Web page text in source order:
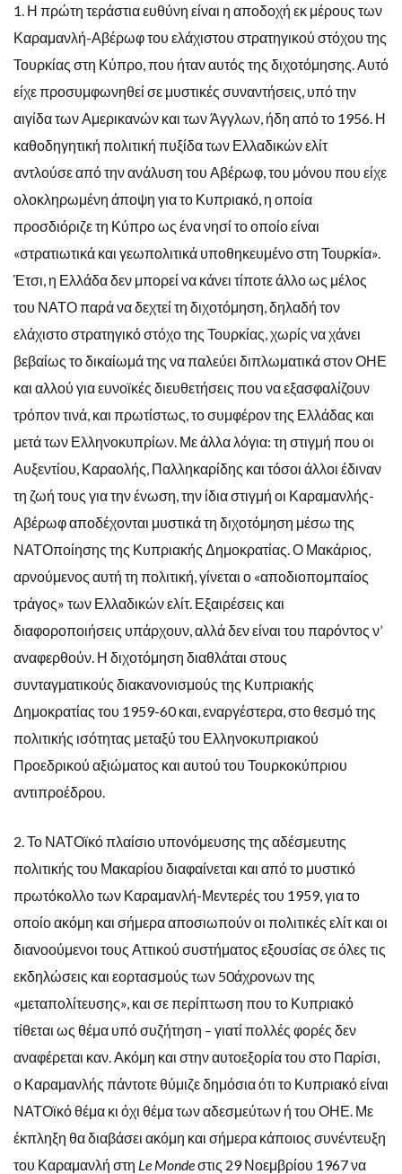
1. Η πρώτη τεράστια ευθύνη είναι η αποδοχή εκ μέρους των
Καραμανλή-Αβέρωφ του ελάχιστου στρατηγικού στόχου της
Τουρκίας στη Κύπρο, που ήταν αυτός της διχοτόμησης. Αυτό
είχε προσυμφωνηθεί σε μυστικές συναντήσεις, υπό την
αιγίδα των Αμερικανών και των Άγγλων, ήδη από το 1956. Η
καθοδηγητική πολιτική πυξίδα των Ελλαδικών ελίτ
αντλούσε από την ανάλυση του Αβέρωφ, του μόνου που είχε
ολοκληρωμένη άποψη για το Κυπριακό, η οποία
προσδιόριζε τη Κύπρο ως ένα νησί το οποίο είναι
«στρατιωτικά και γεωπολιτικά υποθηκευμένο στη Τουρκία».
Έτσι, η Ελλάδα δεν μπορεί να κάνει τίποτε άλλο ως μέλος
του ΝΑΤΟ παρά να δεχτεί τη διχοτόμηση, δηλαδή τον
ελάχιστο στρατηγικό στόχο της Τουρκίας, χωρίς να χάνει
βεβαίως το δικαίωμά της να παλεύει διπλωματικά στον ΟΗΕ
και αλλού για ευνοϊκές διευθετήσεις που να εξασφαλίζουν
τρόπον τινά, και πρωτίστως, το συμφέρον της Ελλάδας και
μετά των Ελληνοκυπρίων. Με άλλα λόγια: τη στιγμή που οι
Αυξεντίου, Καραολής, Παλληκαρίδης και τόσοι άλλοι έδιναν
τη ζωή τους για την ένωση, την ίδια στιγμή οι Καραμανλής-
Αβέρωφ αποδέχονται μυστικά τη διχοτόμηση μέσω της
ΝΑΤΟποίησης της Κυπριακής Δημοκρατίας. Ο Μακάριος,
αρνούμενος αυτή τη πολιτική, γίνεται ο «αποδιοπομπαίος
τράγος» των Ελλαδικών ελίτ. Εξαιρέσεις και
διαφοροποιήσεις υπάρχουν, αλλά δεν είναι του παρόντος ν’
αναφερθούν. Η διχοτόμηση διαθλάται στους
συνταγματικούς διακανονισμούς της Κυπριακής
Δημοκρατίας του 1959-60 και, εναργέστερα, στο θεσμό της
πολιτικής ισότητας μεταξύ του Ελληνοκυπριακού
Προεδρικού αξιώματος και αυτού του Τουρκοκύπριου
αντιπροέδρου.
2. Το ΝΑΤΟϊκό πλαίσιο υπονόμευσης της αδέσμευτης
πολιτικής του Μακαρίου διαφαίνεται και από το μυστικό
πρωτόκολλο των Καραμανλή-Μεντερές του 1959, για το
οποίο ακόμη και σήμερα αποσιωπούν οι πολιτικές ελίτ και οι
διανοούμενοι τους Αττικού συστήματος εξουσίας σε όλες τις
εκδηλώσεις και εορτασμούς των 50άχρονων της
«μεταπολίτευσης», και σε περίπτωση που το Κυπριακό
τίθεται ως θέμα υπό συζήτηση – γιατί πολλές φορές δεν
αναφέρεται καν. Ακόμη και στην αυτοεξορία του στο Παρίσι,
ο Καραμανλής πάντοτε θύμιζε δημόσια ότι το Κυπριακό είναι
ΝΑΤΟϊκό θέμα κι όχι θέμα των αδεσμεύτων ή του ΟΗΕ. Με
έκπληξη θα διαβάσει ακόμη και σήμερα κάποιος συνέντευξη
του Καραμανλή στη Le Mondeστις 29 Νοεμβρίου 1967 να